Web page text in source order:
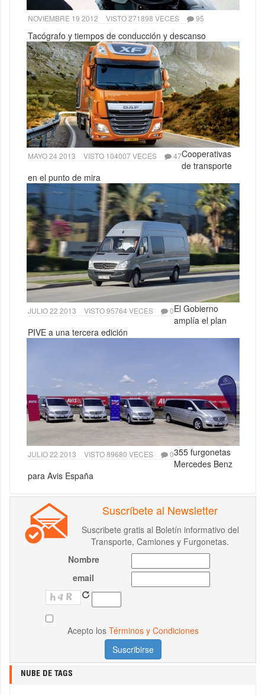
NOVIEMBRE 19 2012 VISTO 271898 VECES 95
Tacógrafo y tiempos de conducción y descanso
MAYO 24 2013 VISTO 104007 VECES 47Cooperativas
de transporte
en el punto de mira
JULIO 22 2013 VISTO 95764 VECES 0El Gobierno
amplía el plan
PIVE a una tercera edición
JULIO 22 2013 VISTO 89680 VECES 0355 furgonetas
Mercedes Benz
para Avis España
Suscríbete al Newsletter
Suscribete gratis al Boletín informativo del
Transporte, Camiones y Furgonetas.
Nombre
email
Acepto los Términos y Condiciones
NUBE DE TAGS